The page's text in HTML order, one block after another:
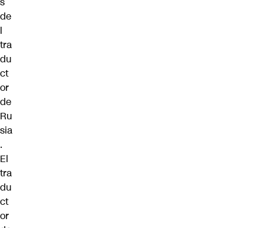
de
l
tra
du
ct
or
de
Ru
sia
.
El
tra
du
ct
or